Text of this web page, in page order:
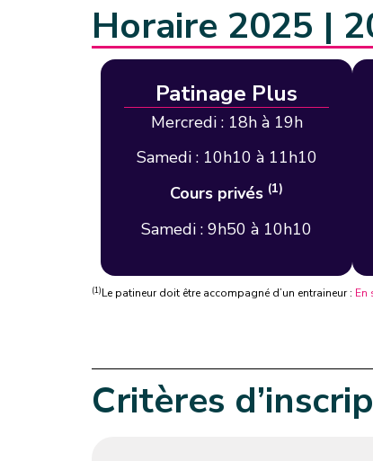
Horaire 2025 |
Patinage Plus
Mercredi : 18h à 19h
Samedi : 10h10 à 11h10
Cours privés (1)
Samedi : 9h50 à 10h10
(1)Le patineur doit être accompagné d’un entraineur : En
Critères